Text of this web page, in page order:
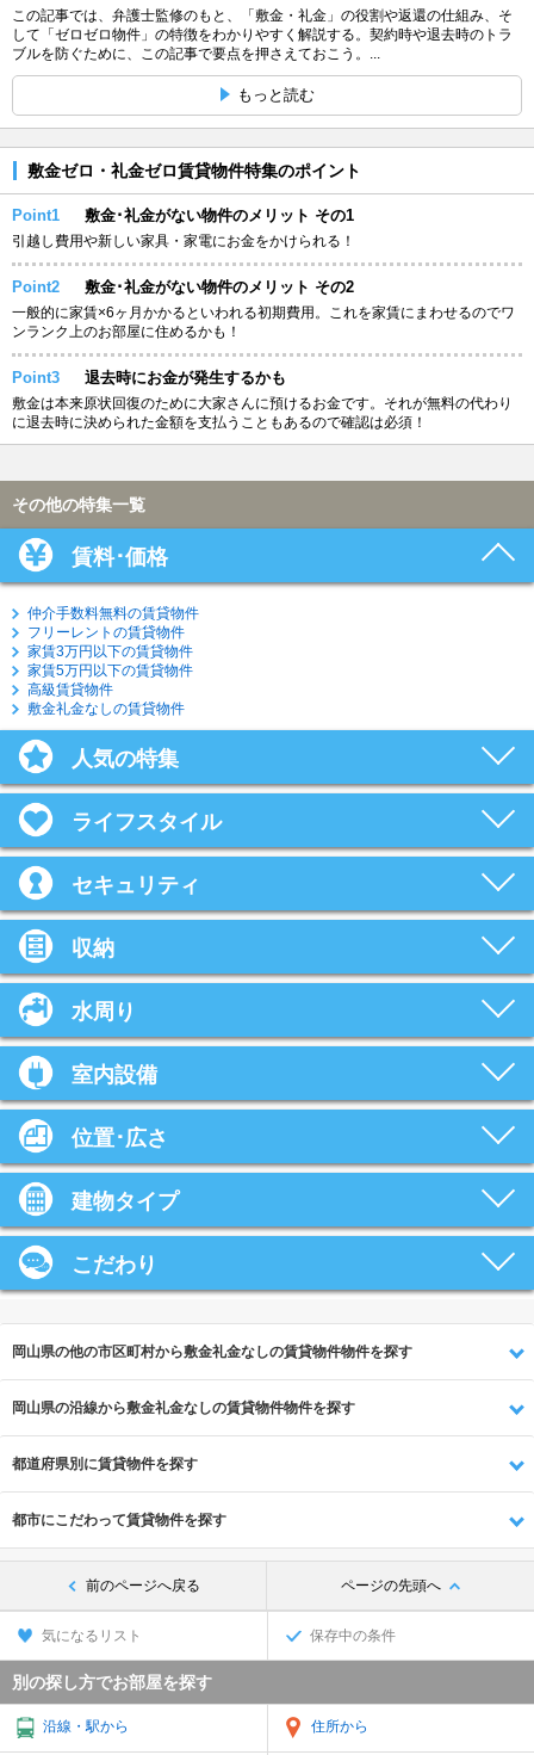
この記事では、弁護士監修のもと、「敷金・礼金」の役割や返還の仕組み、そ
して「ゼロゼロ物件」の特徴をわかりやすく解説する。契約時や退去時のトラ
ブルを防ぐために、この記事で要点を押さえておこう。...
もっと読む
敷金ゼロ・礼金ゼロ賃貸物件特集のポイント
Point1 敷金･礼金がない物件のメリット その1
引越し費用や新しい家具・家電にお金をかけられる！
Point2 敷金･礼金がない物件のメリット その2
一般的に家賃×6ヶ月かかるといわれる初期費用。これを家賃にまわせるのでワ
ンランク上のお部屋に住めるかも！
Point3 退去時にお金が発生するかも
敷金は本来原状回復のために大家さんに預けるお金です。それが無料の代わり
に退去時に決められた金額を支払うこともあるので確認は必須！
その他の特集一覧
賃料･価格
仲介手数料無料の賃貸物件
フリーレントの賃貸物件
家賃3万円以下の賃貸物件
家賃5万円以下の賃貸物件
高級賃貸物件
敷金礼金なしの賃貸物件
人気の特集
ライフスタイル
セキュリティ
収納
水周り
室内設備
位置･広さ
建物タイプ
こだわり
岡山県の他の市区町村から敷金礼金なしの賃貸物件物件を探す
岡山県の沿線から敷金礼金なしの賃貸物件物件を探す
都道府県別に賃貸物件を探す
都市にこだわって賃貸物件を探す
前のページへ戻る ページの先頭へ
気になるリスト 保存中の条件
別の探し方でお部屋を探す
沿線・駅から 住所から